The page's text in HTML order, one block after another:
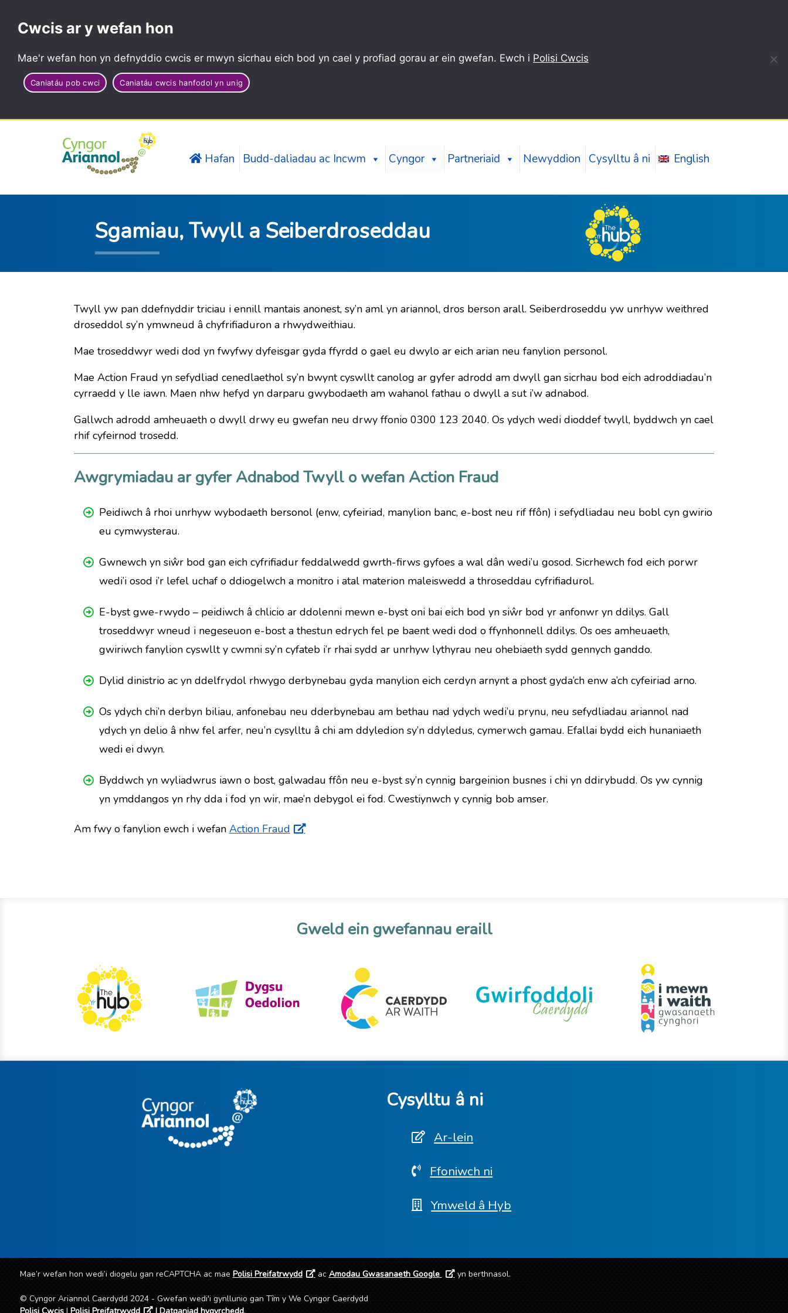
Cwcis ar y wefan hon
Mae'r wefan hon yn defnyddio cwcis er mwyn sicrhau eich bod yn cael y profiad gorau ar ein gwefan. Ewch i Polisi Cwcis
Caniatáu pob cwci Caniatáu cwcis hanfodol yn unig
Hafan Budd-daliadau ac Incwm Cyngor Partneriaid Newyddion Cysylltu â ni English
Sgamiau, Twyll a Seiberdroseddau
Twyll yw pan ddefnyddir triciau i ennill mantais anonest, sy’n aml yn ariannol, dros berson arall. Seiberdroseddu yw unrhyw weithred
droseddol sy’n ymwneud â chyfrifiaduron a rhwydweithiau.
Mae troseddwyr wedi dod yn fwyfwy dyfeisgar gyda ffyrdd o gael eu dwylo ar eich arian neu fanylion personol.
Mae Action Fraud yn sefydliad cenedlaethol sy’n bwynt cyswllt canolog ar gyfer adrodd am dwyll gan sicrhau bod eich adroddiadau’n
cyrraedd y lle iawn. Maen nhw hefyd yn darparu gwybodaeth am wahanol fathau o dwyll a sut i’w adnabod.
Gallwch adrodd amheuaeth o dwyll drwy eu gwefan neu drwy ffonio 0300 123 2040. Os ydych wedi dioddef twyll, byddwch yn cael
rhif cyfeirnod trosedd.
Awgrymiadau ar gyfer Adnabod Twyll o wefan Action Fraud
Peidiwch â rhoi unrhyw wybodaeth bersonol (enw, cyfeiriad, manylion banc, e-bost neu rif ffôn) i sefydliadau neu bobl cyn gwirio
eu cymwysterau.
Gwnewch yn siŵr bod gan eich cyfrifiadur feddalwedd gwrth-firws gyfoes a wal dân wedi’u gosod. Sicrhewch fod eich porwr
wedi’i osod i’r lefel uchaf o ddiogelwch a monitro i atal materion maleiswedd a throseddau cyfrifiadurol.
E-byst gwe-rwydo – peidiwch â chlicio ar ddolenni mewn e-byst oni bai eich bod yn siŵr bod yr anfonwr yn ddilys. Gall
troseddwyr wneud i negeseuon e-bost a thestun edrych fel pe baent wedi dod o ffynhonnell ddilys. Os oes amheuaeth,
gwiriwch fanylion cyswllt y cwmni sy’n cyfateb i’r rhai sydd ar unrhyw lythyrau neu ohebiaeth sydd gennych ganddo.
Dylid dinistrio ac yn ddelfrydol rhwygo derbynebau gyda manylion eich cerdyn arnynt a phost gyda’ch enw a’ch cyfeiriad arno.
Os ydych chi’n derbyn biliau, anfonebau neu dderbynebau am bethau nad ydych wedi’u prynu, neu sefydliadau ariannol nad
ydych yn delio â nhw fel arfer, neu’n cysylltu â chi am ddyledion sy’n ddyledus, cymerwch gamau. Efallai bydd eich hunaniaeth
wedi ei dwyn.
Byddwch yn wyliadwrus iawn o bost, galwadau ffôn neu e-byst sy’n cynnig bargeinion busnes i chi yn ddirybudd. Os yw cynnig
yn ymddangos yn rhy dda i fod yn wir, mae’n debygol ei fod. Cwestiynwch y cynnig bob amser.
Am fwy o fanylion ewch i wefan Action Fraud
Gweld ein gwefannau eraill
Cysylltu â ni
Ar-lein
Ffoniwch ni
Ymweld â Hyb
Mae’r wefan hon wedi’i diogelu gan reCAPTCHA ac mae Polisi Preifatrwydd ac Amodau Gwasanaeth Google yn berthnasol.
© Cyngor Ariannol Caerdydd 2024 - Gwefan wedi'i gynllunio gan Tȋm y We Cyngor Caerdydd